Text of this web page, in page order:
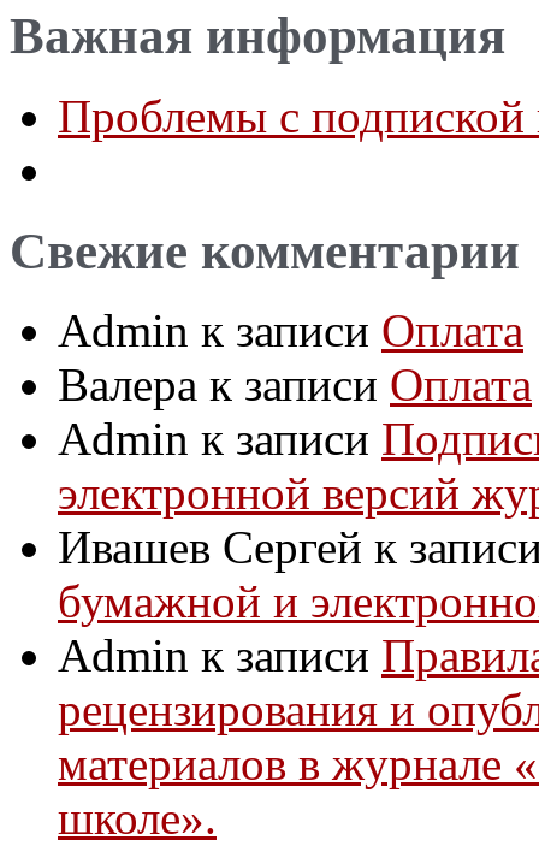
Важная информация
Проблемы с
Свежие комментарии
Admin к записи Оплата
Валера к записи Оплата
Admin к записи
электронной версий
Ивашев Сергей к
бумажной и
Admin к записи
рецензирования и
материалов в журнале
школе».